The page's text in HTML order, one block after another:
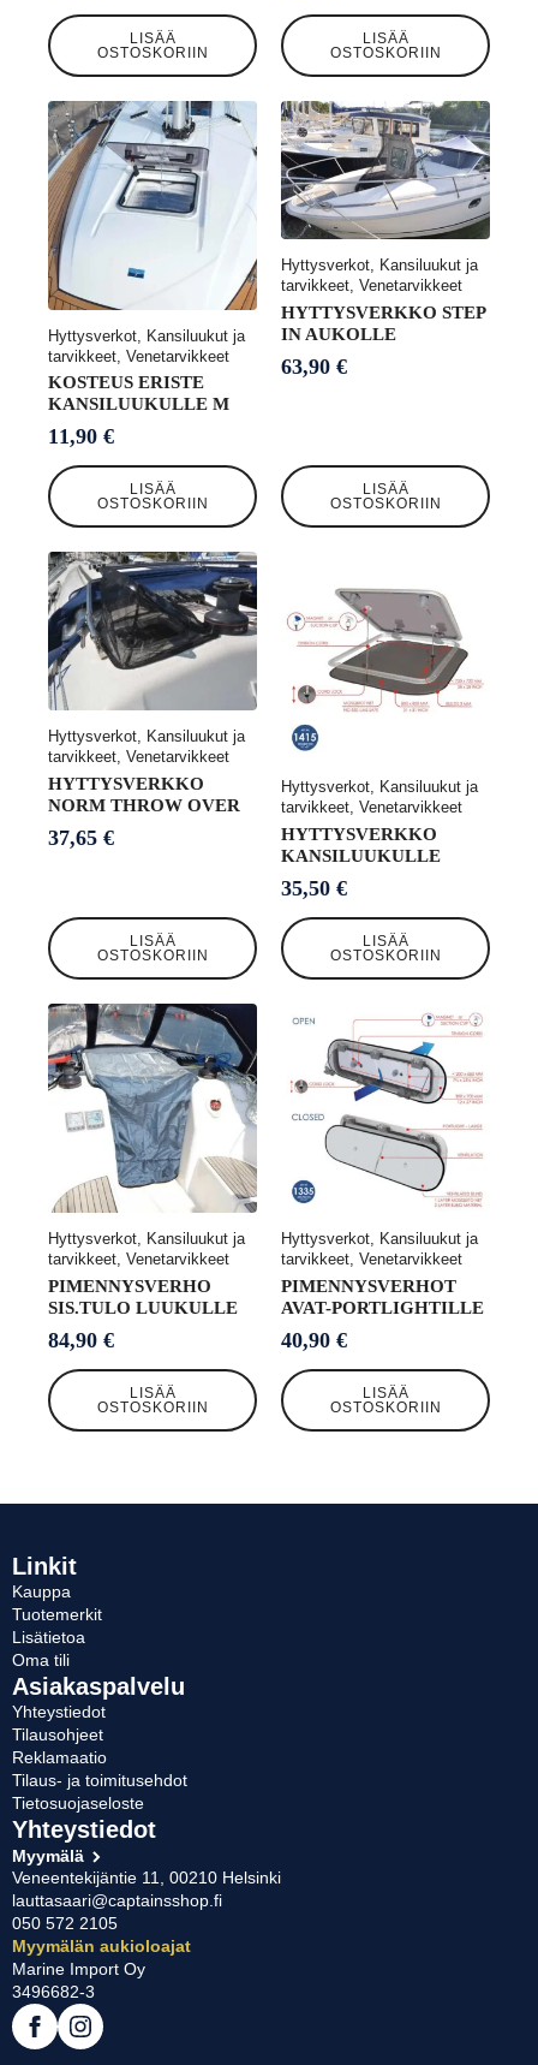
LISÄÄ
OSTOSKORIIN
LISÄÄ
OSTOSKORIIN
Hyttysverkot, Kansiluukut ja
tarvikkeet, Venetarvikkeet
KOSTEUS ERISTE
KANSILUUKULLE M
11,90 €
LISÄÄ
OSTOSKORIIN
Hyttysverkot, Kansiluukut ja
tarvikkeet, Venetarvikkeet
HYTTYSVERKKO STEP
IN AUKOLLE
63,90 €
LISÄÄ
OSTOSKORIIN
Hyttysverkot, Kansiluukut ja
tarvikkeet, Venetarvikkeet
HYTTYSVERKKO
NORM THROW OVER
37,65 €
LISÄÄ
OSTOSKORIIN
Hyttysverkot, Kansiluukut ja
tarvikkeet, Venetarvikkeet
HYTTYSVERKKO
KANSILUUKULLE
35,50 €
LISÄÄ
OSTOSKORIIN
Hyttysverkot, Kansiluukut ja
tarvikkeet, Venetarvikkeet
PIMENNYSVERHO
SIS.TULO LUUKULLE
84,90 €
LISÄÄ
OSTOSKORIIN
Hyttysverkot, Kansiluukut ja
tarvikkeet, Venetarvikkeet
PIMENNYSVERHOT
AVAT-PORTLIGHTILLE
40,90 €
LISÄÄ
OSTOSKORIIN
Linkit
Kauppa
Tuotemerkit
Lisätietoa
Oma tili
Asiakaspalvelu
Yhteystiedot
Tilausohjeet
Reklamaatio
Tilaus- ja toimitusehdot
Tietosuojaseloste
Yhteystiedot
Myymälä
Veneentekijäntie 11, 00210 Helsinki
lauttasaari@captainsshop.fi
050 572 2105
Myymälän aukioloajat
Marine Import Oy
3496682-3